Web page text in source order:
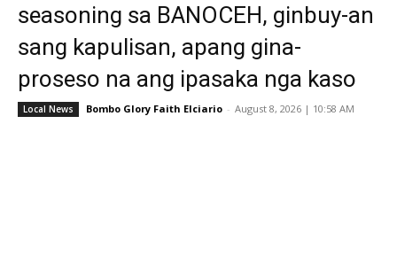
seasoning sa BANOCEH, ginbuy-an
sang kapulisan, apang gina-
proseso na ang ipasaka nga kaso
Local News Bombo Glory Faith Elciario - August 8, 2026 | 10:58 AM